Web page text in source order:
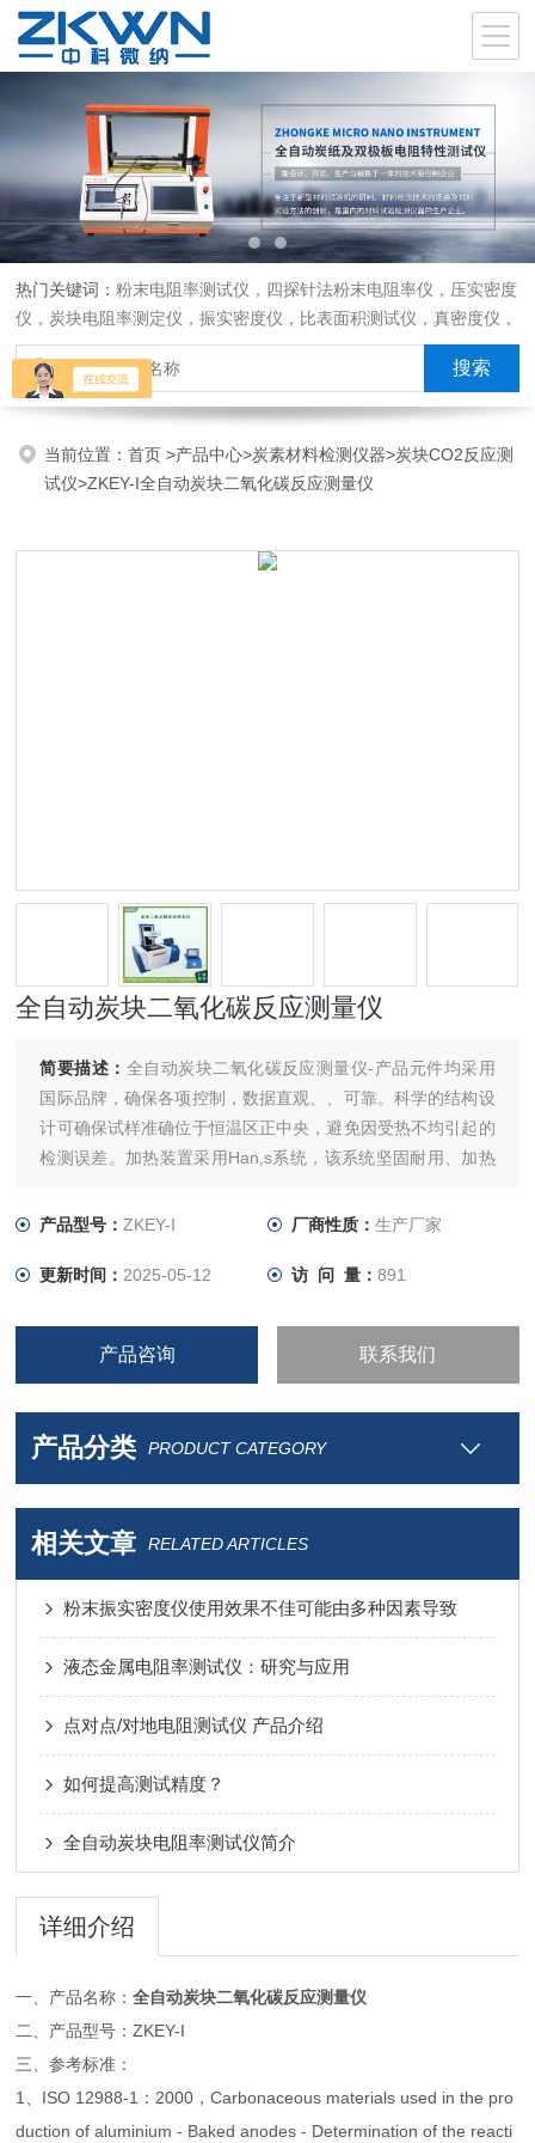
热门关键词：粉末电阻率测试仪，四探针法粉末电阻率仪，压实密度
仪，炭块电阻率测定仪，振实密度仪，比表面积测试仪，真密度仪，
炭块热膨胀仪，炭块透气率仪，炭块二氧化碳反应测定仪
当前位置：首页>产品中心>炭素材料检测仪器>炭块CO2反应测
试仪>ZKEY-I全自动炭块二氧化碳反应测量仪
全自动炭块二氧化碳反应测量仪
简要描述： 全自动炭块二氧化碳反应测量仪-产品元件均采用
国际品牌，确保各项控制，数据直观、、可靠。科学的结构设
计可确保试样准确位于恒温区正中央，避免因受热不均引起的
检测误差。加热装置采用Han,s系统，该系统坚固耐用、加热
产品型号：ZKEY-I 厂商性质： 生产厂家
更新时间： 2025-05-12 访 问 量： 891
产品咨询 联系我们
产品分类 PRODUCT CATEGORY
相关文章 RELATED ARTICLES
粉末振实密度仪使用效果不佳可能由多种因素导致
液态金属电阻率测试仪：研究与应用
点对点/对地电阻测试仪 产品介绍
如何提高测试精度？
全自动炭块电阻率测试仪简介
详细介绍
一、产品名称：全自动炭块二氧化碳反应测量仪
二、产品型号：ZKEY-I
三、参考标准：
1、ISO 12988-1：2000，Carbonaceous materials used in the pro
duction of aluminium - Baked anodes - Determination of the reacti